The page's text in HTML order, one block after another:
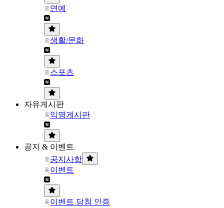
연예
생활/문화
스포츠
자유게시판
익명게시판
공지 & 이벤트
공지사항
이벤트
이벤트 당첨 인증